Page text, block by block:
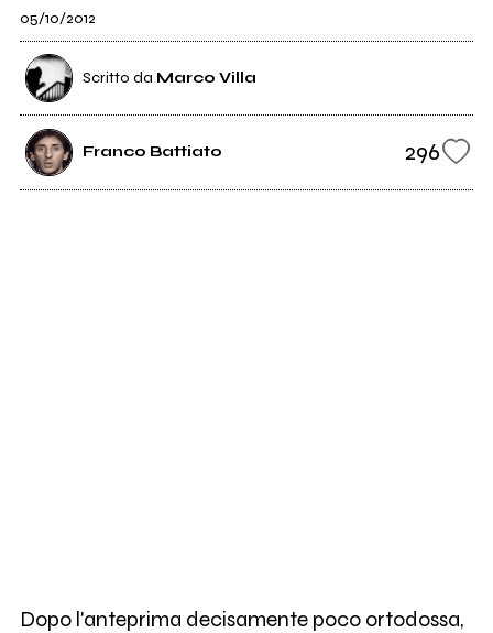
05/10/2012
Scritto da Marco Villa
Franco Battiato 296
Dopo l'anteprima decisamente poco ortodossa,